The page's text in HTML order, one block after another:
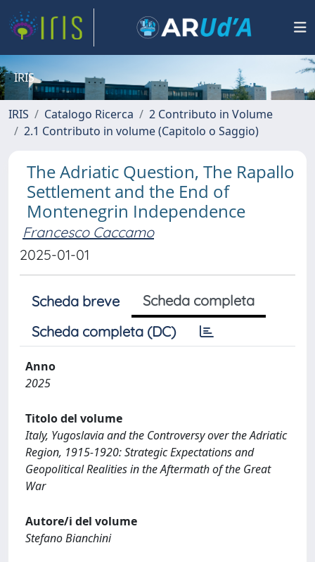
IRIS
IRIS Catalogo Ricerca
2 Contributo in Volume
2.1 Contributo in volume (Capitolo o Saggio)
The Adriatic Question, The Rapallo
Settlement and the End of
Montenegrin Independence
Francesco Caccamo
2025-01-01
Scheda breve
Scheda completa
Scheda completa (DC)
Anno
2025
Titolo del volume
Italy, Yugoslavia and the Controversy over the Adriatic
Region, 1915-1920: Strategic Expectations and
Geopolitical Realities in the Aftermath of the Great
War
Autore/i del volume
Stefano Bianchini